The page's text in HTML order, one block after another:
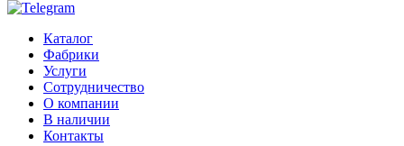
Каталог
Фабрики
Услуги
Сотрудничество
О компании
В наличии
Контакты